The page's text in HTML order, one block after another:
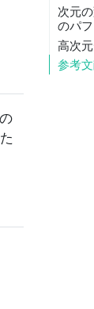
次元
のパ
高次
参考